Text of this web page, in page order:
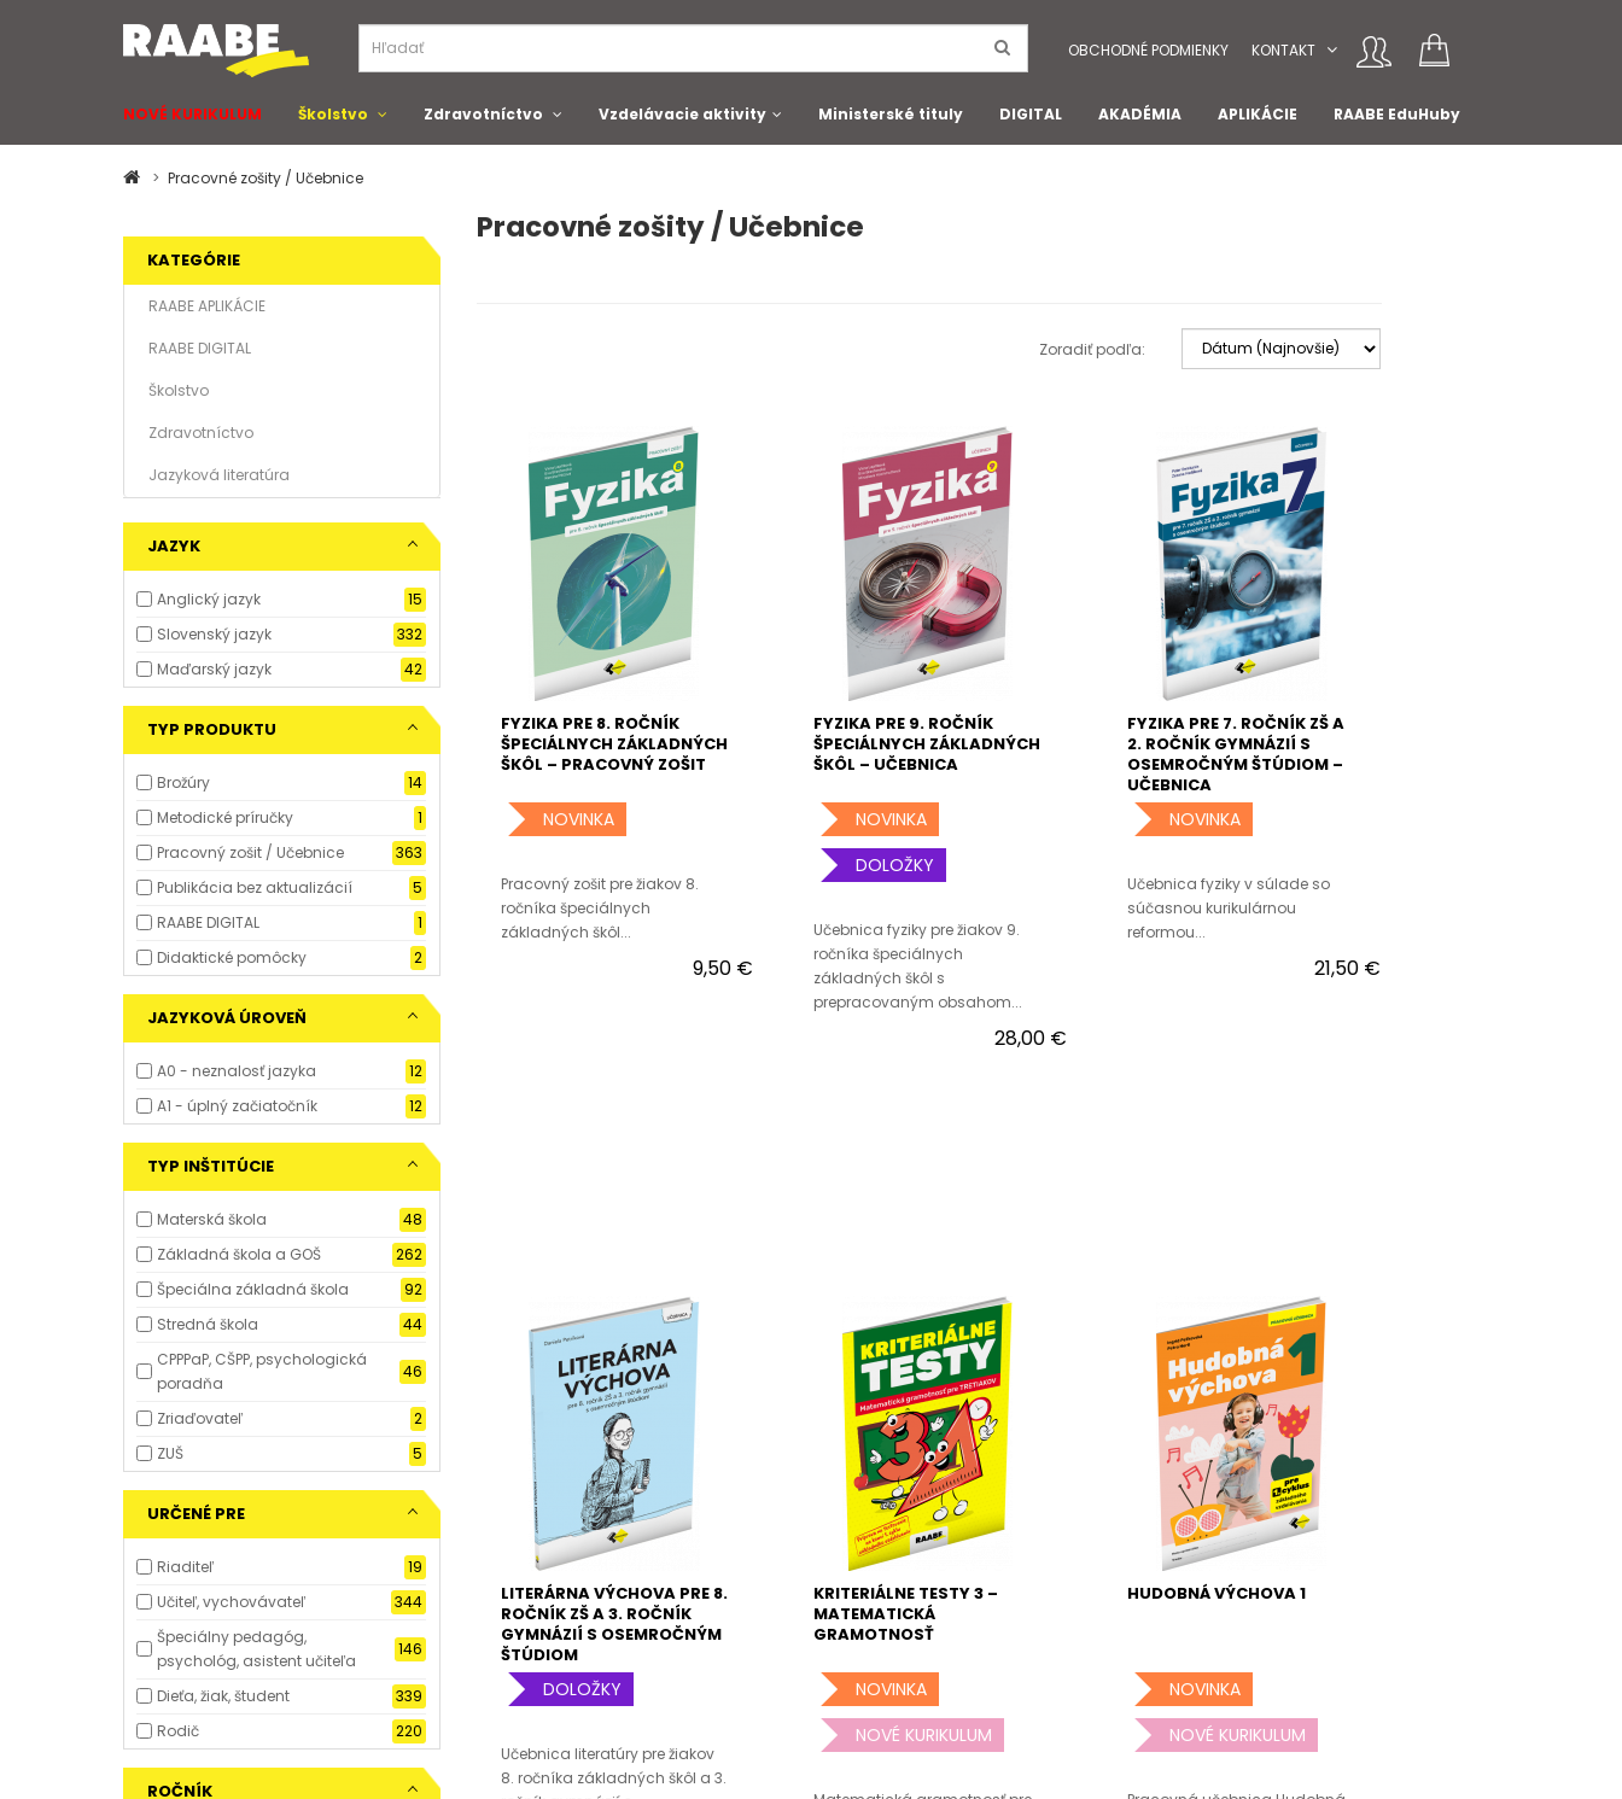
OBCHODNÉ PODMIENKY KONTAKT
NOVÉ KURIKULUM Školstvo Zdravotníctvo Vzdelávacie aktivity Ministerské tituly DIGITAL AKADÉMIA APLIKÁCIE RAABE EduHuby
Pracovné zošity / Učebnice
KATEGÓRIE
RAABE APLIKÁCIE
RAABE DIGITAL
Školstvo
Zdravotníctvo
Jazyková literatúra
JAZYK
Anglický jazyk
15
Slovenský jazyk
332
Maďarský jazyk
42
TYP PRODUKTU
Brožúry
14
Metodické príručky
1
Pracovný zošit / Učebnice
363
Publikácia bez aktualizácií
5
RAABE DIGITAL
1
Didaktické pomôcky
2
JAZYKOVÁ ÚROVEŇ
A0 - neznalosť jazyka
12
A1 - úplný začiatočník
12
TYP INŠTITÚCIE
Materská škola
48
Základná škola a GOŠ
262
Špeciálna základná škola
92
Stredná škola
44
CPPPaP, CŠPP, psychologická
poradňa
46
Zriaďovateľ
2
ZUŠ
5
URČENÉ PRE
Riaditeľ
19
Učiteľ, vychovávateľ
344
Špeciálny pedagóg,
psychológ, asistent učiteľa
146
Dieťa, žiak, študent
339
Rodič
220
ROČNÍK
Pracovné zošity / Učebnice
Zoradiť podľa:
FYZIKA PRE 8. ROČNÍK
ŠPECIÁLNYCH ZÁKLADNÝCH
ŠKÔL – PRACOVNÝ ZOŠIT
NOVINKA
Pracovný zošit pre žiakov 8.
ročníka špeciálnych
základných škôl...
9,50 €
FYZIKA PRE 9. ROČNÍK
ŠPECIÁLNYCH ZÁKLADNÝCH
ŠKÔL – UČEBNICA
NOVINKA
DOLOŽKY
Učebnica fyziky pre žiakov 9.
ročníka špeciálnych
základných škôl s
prepracovaným obsahom...
28,00 €
FYZIKA PRE 7. ROČNÍK ZŠ A
2. ROČNÍK GYMNÁZIÍ S
OSEMROČNÝM ŠTÚDIOM –
UČEBNICA
NOVINKA
Učebnica fyziky v súlade so
súčasnou kurikulárnou
reformou...
21,50 €
LITERÁRNA VÝCHOVA PRE 8.
ROČNÍK ZŠ A 3. ROČNÍK
GYMNÁZIÍ S OSEMROČNÝM
ŠTÚDIOM
DOLOŽKY
Učebnica literatúry pre žiakov
8. ročníka základných škôl a 3.
KRITERIÁLNE TESTY 3 –
MATEMATICKÁ
GRAMOTNOSŤ
NOVINKA
NOVÉ KURIKULUM
HUDOBNÁ VÝCHOVA 1
NOVINKA
NOVÉ KURIKULUM